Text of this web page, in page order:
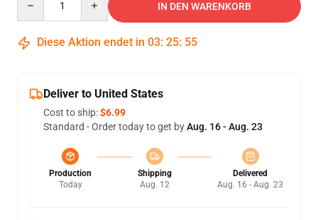
IN DEN WARENKORB
Diese Aktion endet in 03: 25: 54
Deliver to United States
Cost to ship:$6.99
Standard - Order today to get byAug. 16 - Aug. 23
Production
Today
Shipping
Aug. 12
Delivered
Aug. 16 - Aug. 23